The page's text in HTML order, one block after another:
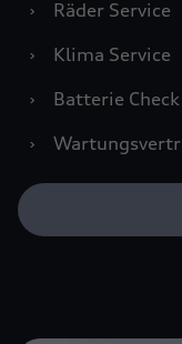
›
Räder Service
›
Klima Service
›
Batterie Check
›